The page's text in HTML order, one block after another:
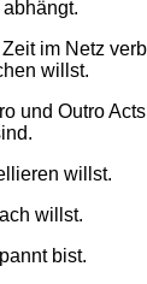
im Netz
willst.
und Outro
willst.
willst.
bist.